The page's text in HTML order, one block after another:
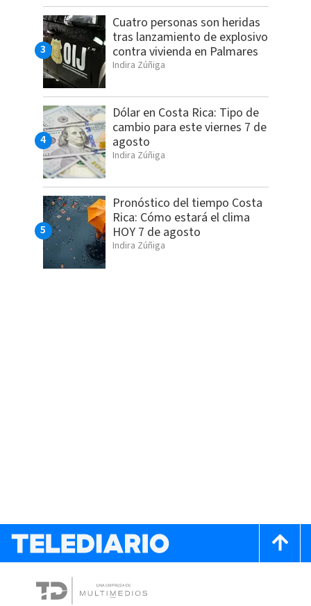
Cuatro personas son heridas
tras lanzamiento de explosivo
contra vivienda en Palmares
Indira Zúñiga
Dólar en Costa Rica: Tipo de
cambio para este viernes 7 de
agosto
Indira Zúñiga
Pronóstico del tiempo Costa
Rica: Cómo estará el clima
HOY 7 de agosto
Indira Zúñiga